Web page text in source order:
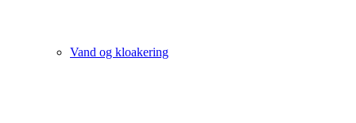
Vand og kloakering